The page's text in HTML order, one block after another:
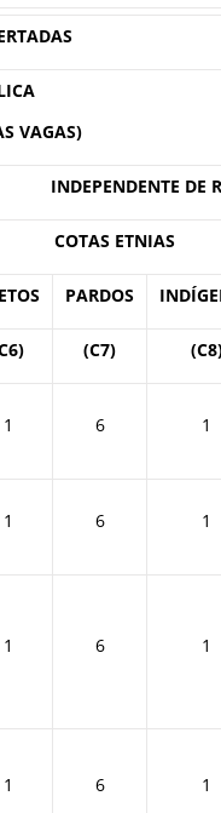
VAGAS)
INDEPENDENTE DE
COTAS ETNIAS
PARDOS
(C7)
1 6 1
1 6 1
1 6 1
1 6 1